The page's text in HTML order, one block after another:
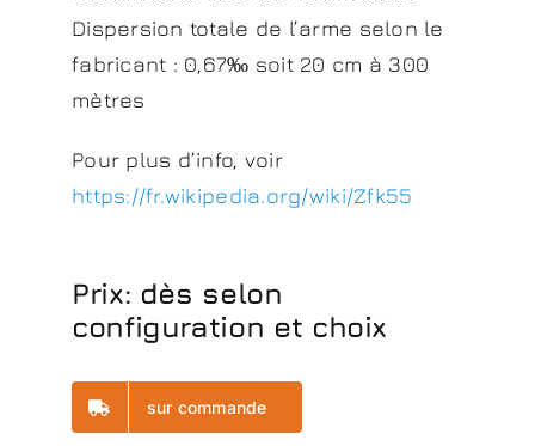
Dispersion totale de l’arme selon le
fabricant : 0,67‰ soit 20 cm à 300
mètres
Pour plus d’info, voir
https://fr.wikipedia.org/wiki/Zfk55
Prix: dès selon
configuration et choix
sur commande